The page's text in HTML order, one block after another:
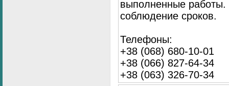
выполненные работы.
соблюдение сроков.
Телефоны:
+38 (068) 680-10-01
+38 (066) 827-64-34
+38 (063) 326-70-34